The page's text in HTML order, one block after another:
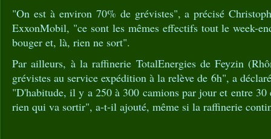
"On est à environ 70% de grévistes", a précisé
ExxonMobil, "ce sont les mêmes effectifs tout le week-
bouger et, là, rien ne sort".
Par ailleurs, à la raffinerie TotalEnergies de Feyzin
grévistes au service expédition à la relève de 6h", a
"D'habitude, il y a 250 à 300 camions par jour et entre
rien qui va sortir", a-t-il ajouté, même si la raffinerie